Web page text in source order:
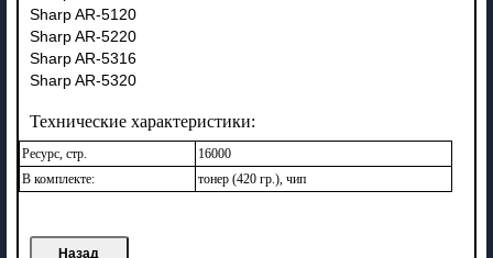
Sharp AR-5120
Sharp AR-5220
Sharp AR-5316
Sharp AR-5320
Технические характеристики:
Ресурс, стр.
16000
В комплекте:
тонер (420 гр.), чип